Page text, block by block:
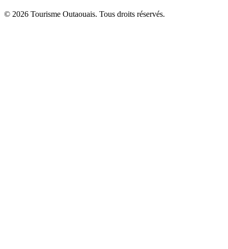
© 2026 Tourisme Outaouais. Tous droits réservés.